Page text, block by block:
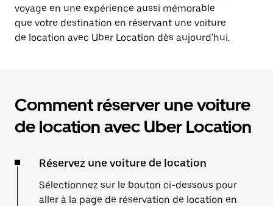
voyage en une expérience aussi mémorable
que votre destination en réservant une voiture
de location avec Uber Location dès aujourd'hui.
Comment réserver une voiture
de location avec Uber Location
Réservez une voiture de location
Sélectionnez sur le bouton ci-dessous pour
aller à la page de réservation de location en